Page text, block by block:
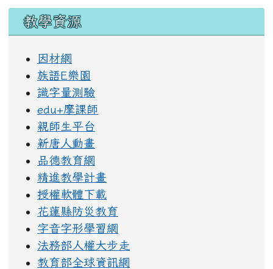
教學資源
因材網
族語E樂園
識字量測驗
edu+摩課師
親師生平台
新唐人動畫
品德教育網
精進教學計畫
授權軟體下載
花蓮縣防災教育
字音字形學習網
法務部人權大步走
教育部全球資訊網